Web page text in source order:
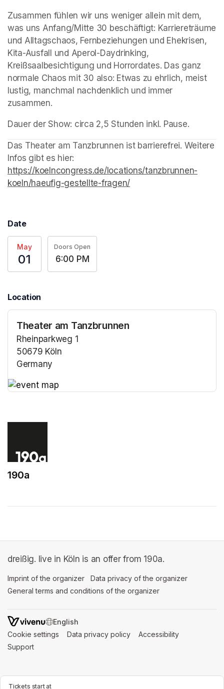
Zusammen fühlen wir uns weniger allein mit dem,
was uns Anfang/Mitte 30 beschäftigt: Karriereträume
und Alltagschaos, Fernbeziehungen und Ehekrisen,
Kita-Ausfall und Aperol-Daydrinking,
Kreißsaalbesichtigung und Horrordates. Das ganz
normale Chaos mit 30 also: Etwas zu ehrlich, meist
lustig, manchmal nachdenklich und immer
zusammen.
Dauer der Show: circa 2,5 Stunden inkl. Pause.
(opens in a new tab)
(opens in a new tab)
Das Theater am Tanzbrunnen ist barrierefrei. Weitere
https://koelncongress.de/locations/tanzbrunnen-
koeln/haeufig-gestellte-fragen/
Date
May
01
Doors Open
6:00 PM
Location
Theater am Tanzbrunnen
Rheinparkweg 1
50679 Köln
Germany
Tickets start at
190a
dreißig. live in Köln is an offer from 190a.
Imprint of the organizer (opens in a new tab)
Data privacy of the organizer
General terms and conditions of the organizer
SWITCH LANGUAGE
Cookie settings (opens in a new tab)
Data privacy policy (opens in a new tab)
Accessibility
Support